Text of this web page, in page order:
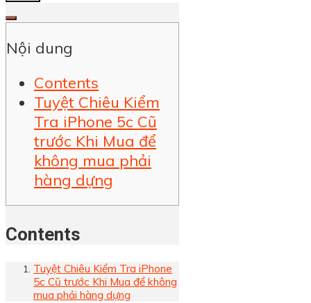
Nội dung
Contents
Tuyệt Chiêu Kiểm
Tra iPhone 5c Cũ
trước Khi Mua để
không mua phải
hàng dựng
Contents
Tuyệt Chiêu Kiểm Tra iPhone
5c Cũ trước Khi Mua để không
mua phải hàng dựng